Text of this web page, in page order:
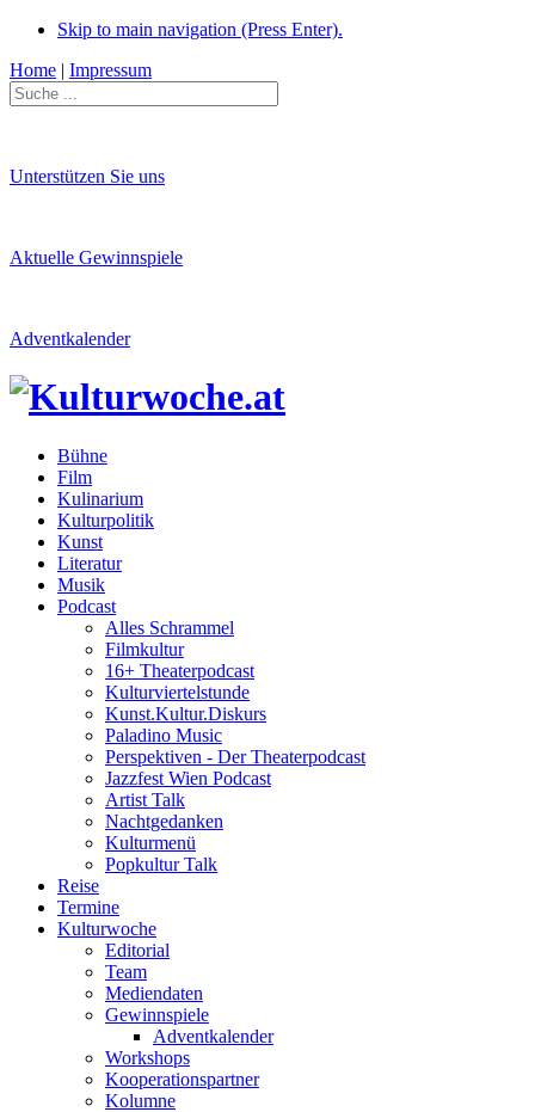
Skip to main navigation (Press Enter).
Home | Impressum
Unterstützen Sie uns
Aktuelle Gewinnspiele
Adventkalender
Bühne
Film
Kulinarium
Kulturpolitik
Kunst
Literatur
Musik
Podcast
Alles Schrammel
Filmkultur
16+ Theaterpodcast
Kulturviertelstunde
Kunst.Kultur.Diskurs
Paladino Music
Perspektiven - Der Theaterpodcast
Jazzfest Wien Podcast
Artist Talk
Nachtgedanken
Kulturmenü
Popkultur Talk
Reise
Termine
Kulturwoche
Editorial
Team
Mediendaten
Gewinnspiele
Adventkalender
Workshops
Kooperationspartner
Kolumne